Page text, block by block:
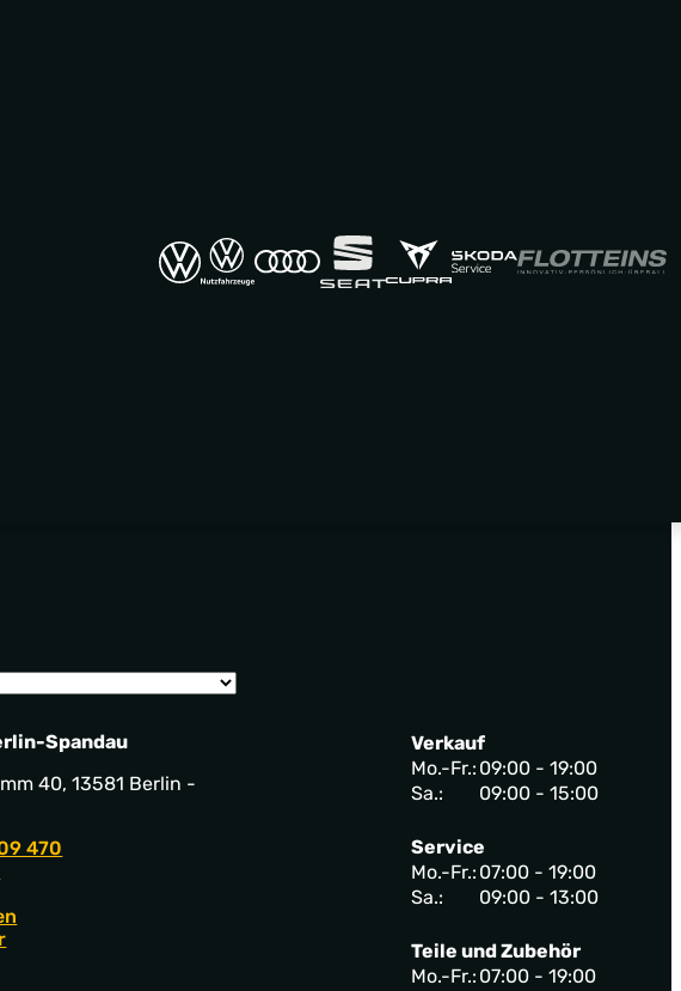
Spandau
40, 13581 Berlin -
470
Verkauf
Mo.-Fr.: 09:00 - 19:00
Sa.:
09:00 - 15:00
Service
Mo.-Fr.: 07:00 - 19:00
Sa.:
09:00 - 13:00
Teile und Zubehör
Mo.-Fr.: 07:00 - 19:00